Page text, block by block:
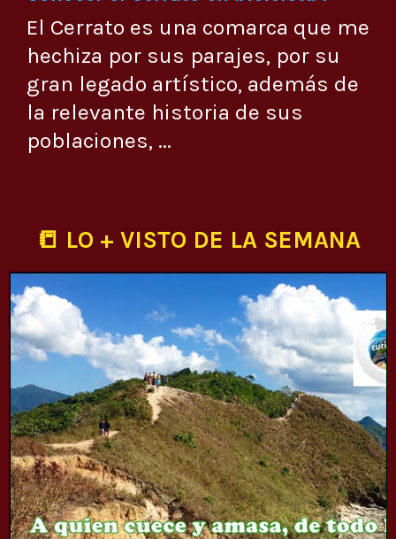
El Cerrato es una comarca que me
hechiza por sus parajes, por su
gran legado artístico, además de
la relevante historia de sus
poblaciones, ...
📒 LO + VISTO DE LA SEMANA